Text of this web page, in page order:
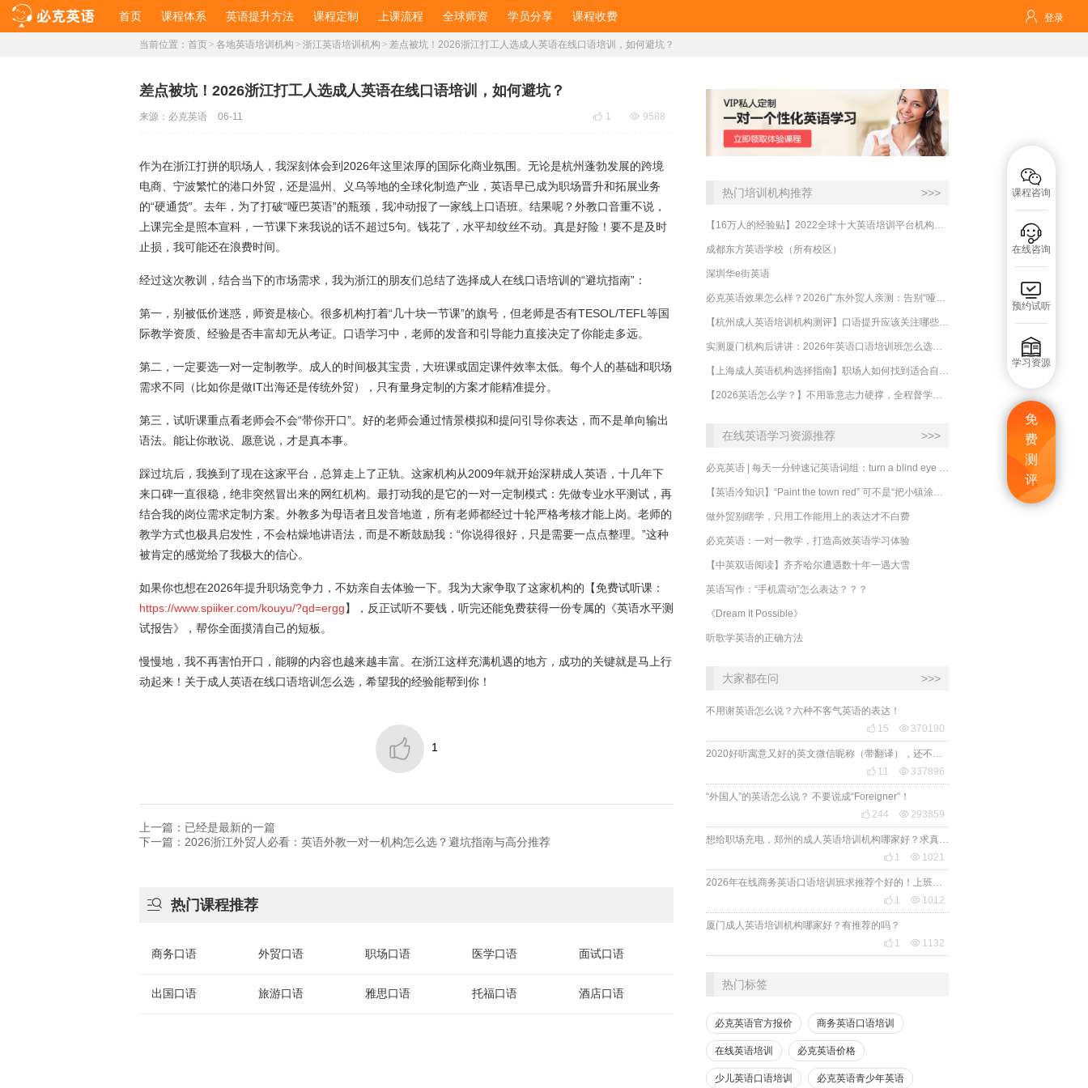
首页 课程体系 英语提升方法 课程定制 上课流程 全球师资 学员分享 课程收费  登录

课程咨询

在线咨询

预约试听

学习资源
免
费
测
评
当前位置： 首页 > 各地英语培训机构 > 浙江英语培训机构 > 差点被坑！2026浙江打工人选成人英语在线口语培训，如何避坑？
差点被坑！2026浙江打工人选成人英语在线口语培训，如何避坑？
 1  9588
来源： 必克英语 06-11
作为在浙江打拼的职场人，我深刻体会到2026年这里浓厚的国际化商业氛围。无论是杭州蓬勃发展的跨境
电商、宁波繁忙的港口外贸，还是温州、义乌等地的全球化制造产业，英语早已成为职场晋升和拓展业务
的“硬通货”。去年，为了打破“哑巴英语”的瓶颈，我冲动报了一家线上口语班。结果呢？外教口音重不说，
上课完全是照本宣科，一节课下来我说的话不超过5句。钱花了，水平却纹丝不动。真是好险！要不是及时
止损，我可能还在浪费时间。
经过这次教训，结合当下的市场需求，我为浙江的朋友们总结了选择成人在线口语培训的“避坑指南”：
第一，别被低价迷惑，师资是核心。很多机构打着“几十块一节课”的旗号，但老师是否有TESOL/TEFL等国
际教学资质、经验是否丰富却无从考证。口语学习中，老师的发音和引导能力直接决定了你能走多远。
第二，一定要选一对一定制教学。成人的时间极其宝贵，大班课或固定课件效率太低。每个人的基础和职场
需求不同（比如你是做IT出海还是传统外贸），只有量身定制的方案才能精准提分。
第三，试听课重点看老师会不会“带你开口”。好的老师会通过情景模拟和提问引导你表达，而不是单向输出
语法。能让你敢说、愿意说，才是真本事。
踩过坑后，我换到了现在这家平台，总算走上了正轨。这家机构从2009年就开始深耕成人英语，十几年下
来口碑一直很稳，绝非突然冒出来的网红机构。最打动我的是它的一对一定制模式：先做专业水平测试，再
结合我的岗位需求定制方案。外教多为母语者且发音地道，所有老师都经过十轮严格考核才能上岗。老师的
教学方式也极具启发性，不会枯燥地讲语法，而是不断鼓励我：“你说得很好，只是需要一点点整理。”这种
被肯定的感觉给了我极大的信心。
如果你也想在2026年提升职场竞争力，不妨亲自去体验一下。我为大家争取了这家机构的【免费试听课：
https://www.spiiker.com/kouyu/?qd=ergg】，反正试听不要钱，听完还能免费获得一份专属的《英语水平测
试报告》，帮你全面摸清自己的短板。
慢慢地，我不再害怕开口，能聊的内容也越来越丰富。在浙江这样充满机遇的地方，成功的关键就是马上行
动起来！关于成人英语在线口语培训怎么选，希望我的经验能帮到你！
 1
上一篇：已经是最新的一篇
下一篇：2026浙江外贸人必看：英语外教一对一机构怎么选？避坑指南与高分推荐
 热门课程推荐
商务口语 外贸口语 职场口语 医学口语 面试口语
出国口语 旅游口语 雅思口语 托福口语 酒店口语
热门培训机构推荐 >>>
成都东方英语学校（所有校区）
深圳华e街英语
在线英语学习资源推荐 >>>
做外贸别瞎学，只用工作能用上的表达才不白费
必克英语：一对一教学，打造高效英语学习体验
【中英双语阅读】齐齐哈尔遭遇数十年一遇大雪
英语写作：“手机震动”怎么表达？？？
《Dream It Possible》
听歌学英语的正确方法
大家都在问 >>>
不用谢英语怎么说？六种不客气英语的表达！
 15  370190
 11  337896
“外国人”的英语怎么说？ 不要说成“Foreigner”！
 244  293859
 1  1021
 1  1012
厦门成人英语培训机构哪家好？有推荐的吗？
 1  1132
热门标签
必克英语官方报价 商务英语口语培训
在线英语培训 必克英语价格
少儿英语口语培训 必克英语青少年英语